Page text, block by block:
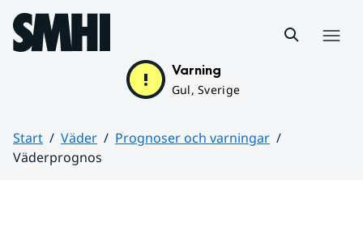
Hoppa till sidans innehåll
Varning
Gul, Sverige
Start Väder
Prognoser och varningar
Väderprognos